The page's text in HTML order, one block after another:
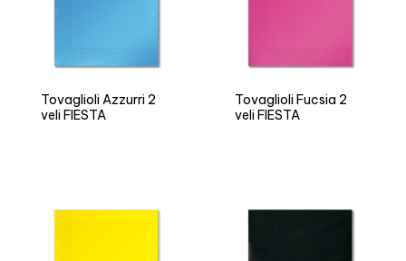
Tovaglioli Azzurri 2
veli FIESTA
Tovaglioli Fucsia 2
veli FIESTA